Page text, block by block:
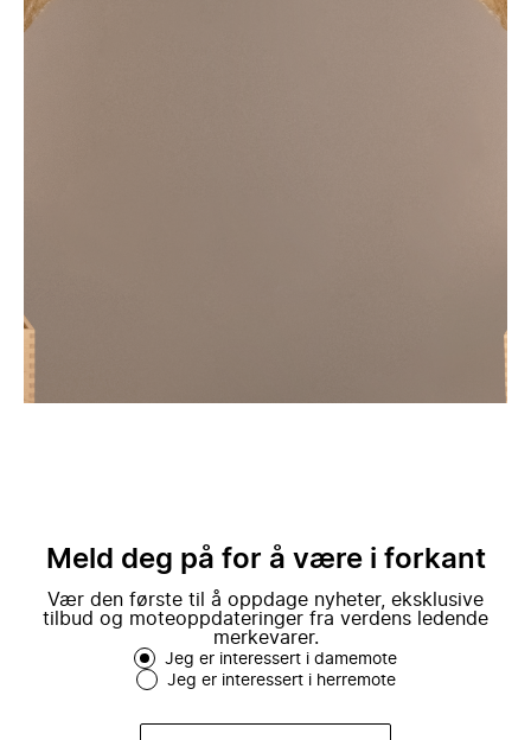
Meld deg på for å være i forkant
Vær den første til å oppdage nyheter, eksklusive
tilbud og moteoppdateringer fra verdens ledende
merkevarer.
Jeg er interessert i damemote
Jeg er interessert i herremote